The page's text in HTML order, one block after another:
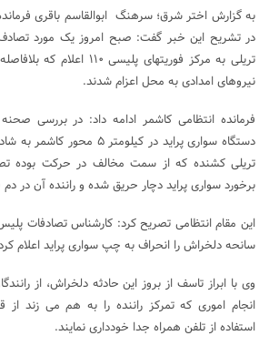
به گزارش اختر شرق؛ سرهنگ ابوالقاسم باقری
در تشریح این خبر گفت: صبح امروز یک مورد تصادف
تریلی به مرکز فوریتهای
نیروهای امدادی به محل اعزام شدند.
فرمانده انتظامی کاشمر ادامه داد: در
دستگاه سواری پراید در
تریلی کشنده که از سمت مخالف در حرکت بوده
برخورد سواری پراید دچار حریق شده و راننده آن در
این مقام انتظامی تصریح کرد: کارشناس تصادفات
سانحه دلخراش را انحراف به چپ سواری پراید اعلام
وی با ابراز تاسف از بروز این حادثه دلخراش، از
انجام اموری که تمرکز راننده را به هم می زند
استفاده از تلفن همراه جدا خودداری نمایند.